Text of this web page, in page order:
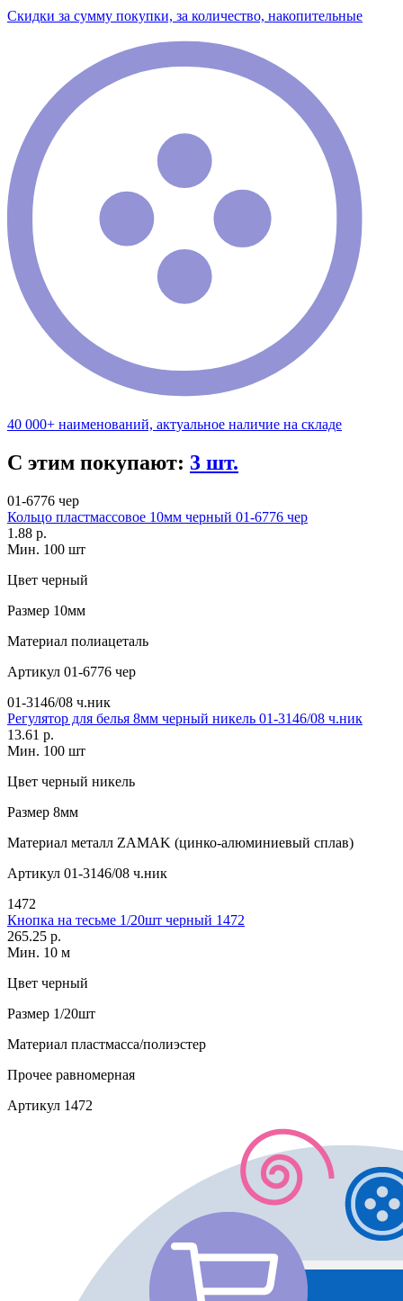
Скидки за сумму покупки, за количество, накопительные
40 000+ наименований, актуальное наличие на складе
С этим покупают: 3 шт.
01-6776 чер
Кольцо пластмассовое 10мм черный 01-6776 чер
1.88 р.
Мин. 100 шт
Цвет черный
Размер 10мм
Материал полиацеталь
Артикул 01-6776 чер
01-3146/08 ч.ник
Регулятор для белья 8мм черный никель 01-3146/08 ч.ник
13.61 р.
Мин. 100 шт
Цвет черный никель
Размер 8мм
Материал металл ZAMAK (цинко-алюминиевый сплав)
Артикул 01-3146/08 ч.ник
1472
Кнопка на тесьме 1/20шт черный 1472
265.25 р.
Мин. 10 м
Цвет черный
Размер 1/20шт
Материал пластмасса/полиэстер
Прочее равномерная
Артикул 1472